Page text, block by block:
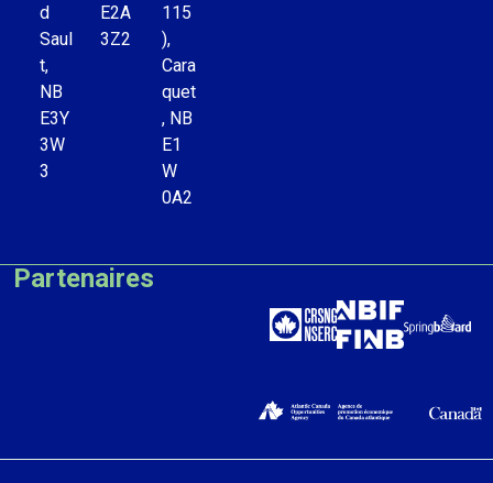
d
Saul
t,
NB
E3Y
3W
3
E2A
3Z2
115
),
Cara
quet
, NB
E1
W
0A2
Partenaires